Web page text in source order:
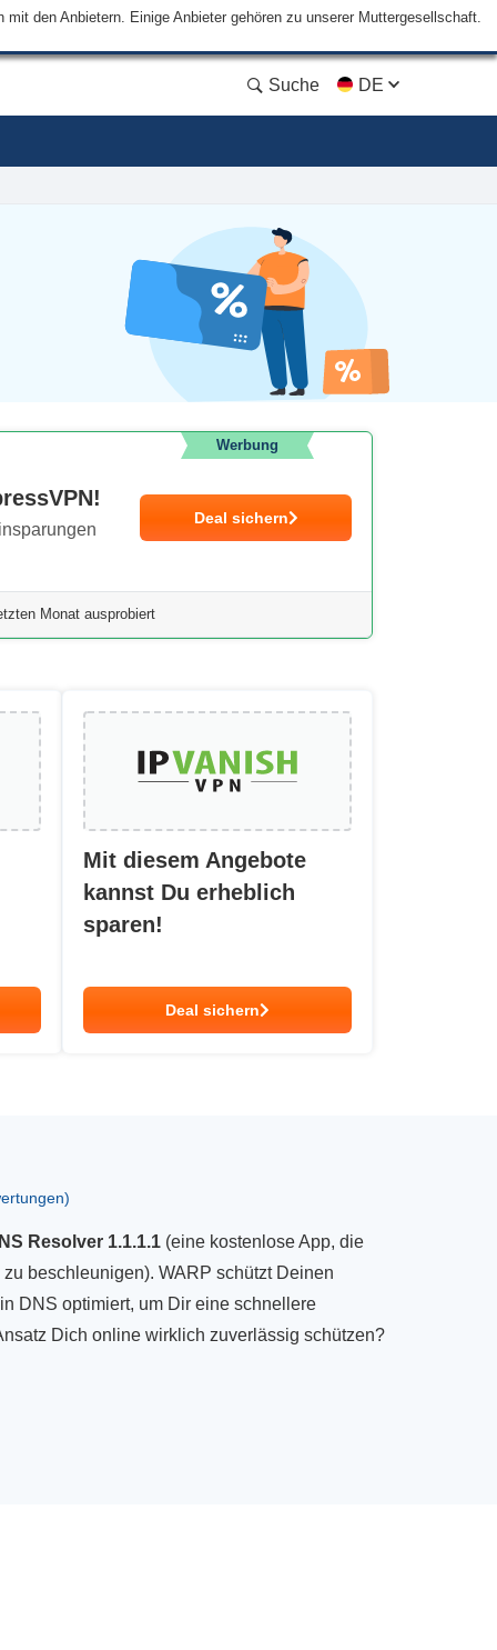
den Anbietern. Einige Anbieter gehören zu unserer Muttergesellschaft.
Suche DE
Deal sichern
Werbung
Monat ausprobiert
Mit diesem Angebote
kannst Du erheblich
sparen!
Deal sichern
Resolver 1.1.1.1 (eine kostenlose App, die
beschleunigen). WARP schützt Deinen
DNS optimiert, um Dir eine schnellere
Dich online wirklich zuverlässig schützen?